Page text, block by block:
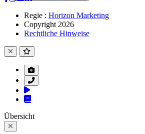
Regie : Horizon Marketing
Copyright 2026
Rechtliche Hinweise
Übersicht